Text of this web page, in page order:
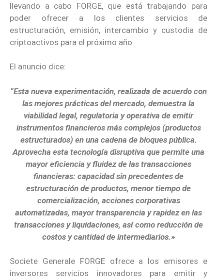
llevando a cabo FORGE, que está trabajando para
poder ofrecer a los clientes servicios de
estructuración, emisión, intercambio y custodia de
criptoactivos para el próximo año.
El anuncio dice:
“Esta nueva experimentación, realizada de acuerdo con
las mejores prácticas del mercado, demuestra la
viabilidad legal, regulatoria y operativa de emitir
instrumentos financieros más complejos (productos
estructurados) en una cadena de bloques pública.
Aprovecha esta tecnología disruptiva que permite una
mayor eficiencia y fluidez de las transacciones
financieras: capacidad sin precedentes de
estructuración de productos, menor tiempo de
comercialización, acciones corporativas
automatizadas, mayor transparencia y rapidez en las
transacciones y liquidaciones, así como reducción de
costos y cantidad de intermediarios.»
Societe Generale FORGE ofrece a los emisores e
inversores servicios innovadores para emitir y